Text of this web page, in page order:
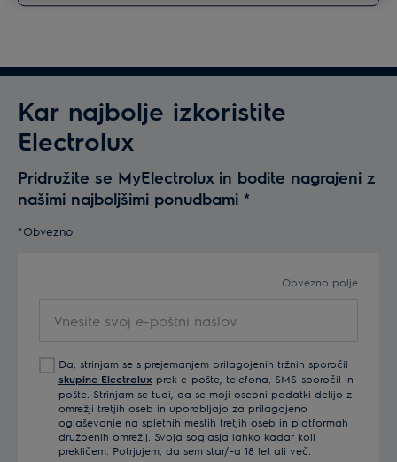
Kar najbolje izkoristite
Electrolux
Pridružite se MyElectrolux in bodite nagrajeni z
našimi najboljšimi ponudbami *
*Obvezno
Obvezno polje
Da, strinjam se s prejemanjem prilagojenih tržnih sporočil
skupine Electrolux prek e-pošte, telefona, SMS-sporočil in
pošte. Strinjam se tudi, da se moji osebni podatki delijo z
omrežji tretjih oseb in uporabljajo za prilagojeno
oglaševanje na spletnih mestih tretjih oseb in platformah
družbenih omrežij. Svoja soglasja lahko kadar koli
prekličem. Potrjujem, da sem star/-a 18 let ali več.